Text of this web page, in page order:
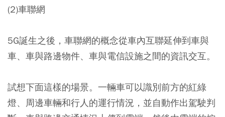
(2)車聯網
5G誕生之後，車聯網的概念從車內互聯延伸到車與
車、車與路邊物件、車與電信設施之間的資訊交互。
試想下面這樣的場景。一輛車可以識別前方的紅綠
燈、周邊車輛和行人的運行情況，並自動作出駕駛判